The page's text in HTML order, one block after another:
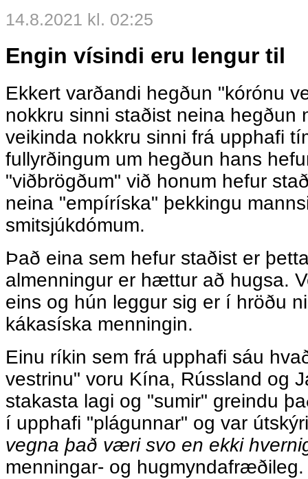
14.8.2021 kl. 02:25
Engin vísindi eru lengur til
Ekkert varðandi hegðun "kórónu
nokkru sinni staðist neina
veikinda nokkru sinni frá upphafi
fullyrðingum um hegðun hans
"viðbrögðum" við honum hefur
neina "empíríska" þekkingu
smitsjúkdómum.
Það eina sem hefur staðist er
almenningur er hættur að hugsa.
eins og hún leggur sig er í hröðu
kákasíska menningin.
Einu ríkin sem frá upphafi sáu
vestrinu" voru Kína, Rússland og
stakasta lagi og "sumir" greindu
í upphafi "plágunnar" og var
vegna það væri svo en ekki
menningar- og hugmyndafræðileg.